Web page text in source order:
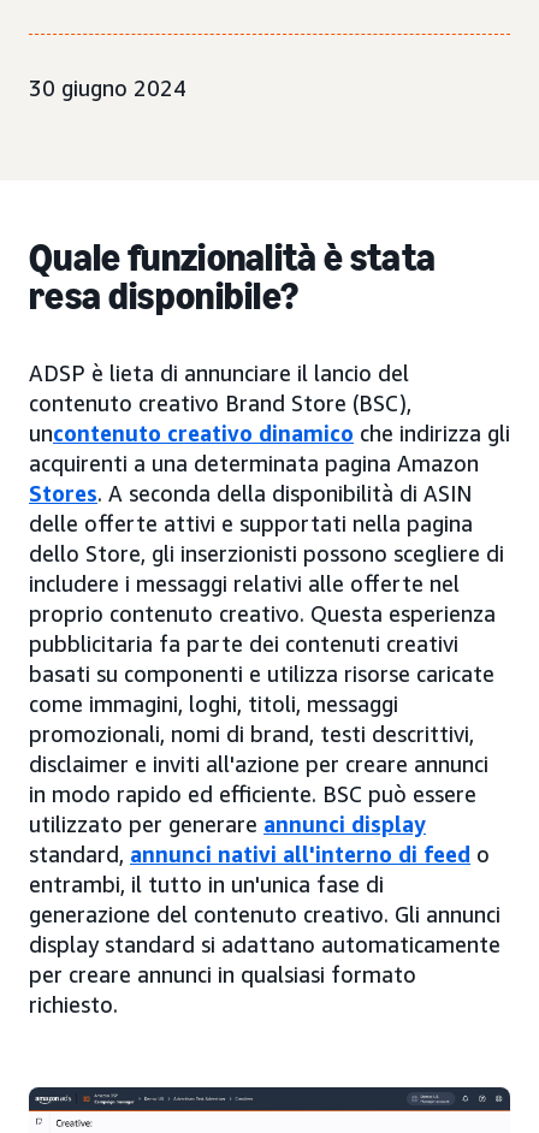
30 giugno 2024
Quale funzionalità è stata
resa disponibile?
ADSP è lieta di annunciare il lancio del
contenuto creativo Brand Store (BSC),
uncontenuto creativo dinamico che indirizza gli
acquirenti a una determinata pagina Amazon
Stores. A seconda della disponibilità di ASIN
delle offerte attivi e supportati nella pagina
dello Store, gli inserzionisti possono scegliere di
includere i messaggi relativi alle offerte nel
proprio contenuto creativo. Questa esperienza
pubblicitaria fa parte dei contenuti creativi
basati su componenti e utilizza risorse caricate
come immagini, loghi, titoli, messaggi
promozionali, nomi di brand, testi descrittivi,
disclaimer e inviti all'azione per creare annunci
in modo rapido ed efficiente. BSC può essere
utilizzato per generare annunci display
standard, annunci nativi all'interno di feed o
entrambi, il tutto in un'unica fase di
generazione del contenuto creativo. Gli annunci
display standard si adattano automaticamente
per creare annunci in qualsiasi formato
richiesto.